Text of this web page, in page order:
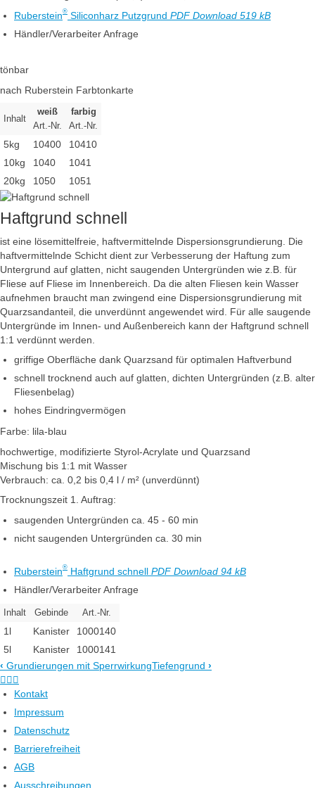
Ruberstein® Siliconharz Putzgrund PDF Download 519 kB
Händler/Verarbeiter Anfrage
tönbar
nach Ruberstein Farbtonkarte
Inhalt
weiß
Art.-Nr.
farbig
Art.-Nr.
5kg 10400
10410
10kg
1040
1041
20kg
1050 1051
Haftgrund schnell
ist eine lösemittelfreie, haftvermittelnde Dispersionsgrundierung. Die
haftvermittelnde Schicht dient zur Verbesserung der Haftung zum
Untergrund auf glatten, nicht saugenden Untergründen wie z.B. für
Fliese auf Fliese im Innenbereich. Da die alten Fliesen kein Wasser
aufnehmen braucht man zwingend eine Dispersionsgrundierung mit
Quarzsandanteil, die unverdünnt angewendet wird. Für alle saugende
Untergründe im Innen- und Außenbereich kann der Haftgrund schnell
1:1 verdünnt werden.
griffige Oberfläche dank Quarzsand für optimalen Haftverbund
schnell trocknend auch auf glatten, dichten Untergründen (z.B. alter
Fliesenbelag)
hohes Eindringvermögen
Farbe: lila-blau
hochwertige, modifizierte Styrol-Acrylate und Quarzsand
Mischung bis 1:1 mit Wasser
Verbrauch: ca. 0,2 bis 0,4 l / m² (unverdünnt)
Trocknungszeit 1. Auftrag:
saugenden Untergründen ca. 45 - 60 min
nicht saugenden Untergründen ca. 30 min
Ruberstein® Haftgrund schnell PDF Download 94 kB
Händler/Verarbeiter Anfrage
Inhalt Gebinde Art.-Nr.
1l Kanister
1000140
5l
Kanister
1000141
‹ Grundierungen mit SperrwirkungTiefengrund ›

Kontakt
Impressum
Datenschutz
Barrierefreiheit
AGB
Ausschreibungen